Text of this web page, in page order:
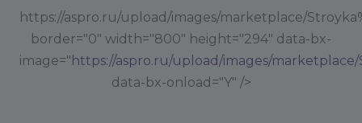
https://aspro.ru/upload/images/marketplace/
border="0" width="800" height="294" data-bx-
image=" https://aspro.ru/upload/images/marketplace/
data-bx-onload="Y" />